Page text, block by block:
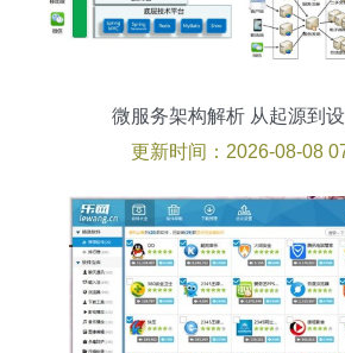
微服务架构解析 从起源到
更新时间：2026-08-08